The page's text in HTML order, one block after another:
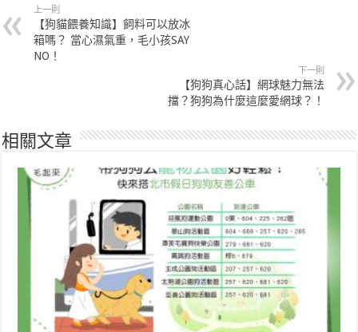
上一則
【狗貓餵養知識】飼料可以放冰
箱嗎？ 當心濕氣重，毛小孩SAY
NO！
下一則
【狗狗真心話】網球魅力無法
擋？狗狗為什麼這麼愛網球？！
相關文章